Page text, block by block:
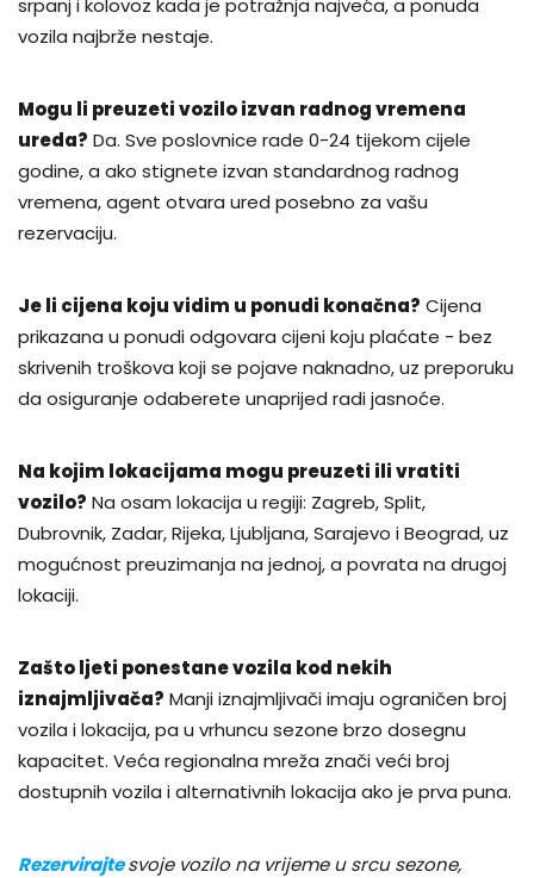
srpanj i kolovoz kada je potražnja najveća, a ponuda
vozila najbrže nestaje.
Mogu li preuzeti vozilo izvan radnog vremena
ureda? Da. Sve poslovnice rade 0-24 tijekom cijele
godine, a ako stignete izvan standardnog radnog
vremena, agent otvara ured posebno za vašu
rezervaciju.
Je li cijena koju vidim u ponudi konačna? Cijena
prikazana u ponudi odgovara cijeni koju plaćate - bez
skrivenih troškova koji se pojave naknadno, uz preporuku
da osiguranje odaberete unaprijed radi jasnoće.
Na kojim lokacijama mogu preuzeti ili vratiti
vozilo? Na osam lokacija u regiji: Zagreb, Split,
Dubrovnik, Zadar, Rijeka, Ljubljana, Sarajevo i Beograd, uz
mogućnost preuzimanja na jednoj, a povrata na drugoj
lokaciji.
Zašto ljeti ponestane vozila kod nekih
iznajmljivača? Manji iznajmljivači imaju ograničen broj
vozila i lokacija, pa u vrhuncu sezone brzo dosegnu
kapacitet. Veća regionalna mreža znači veći broj
dostupnih vozila i alternativnih lokacija ako je prva puna.
Rezervirajtesvoje vozilo na vrijeme u srcu sezone,